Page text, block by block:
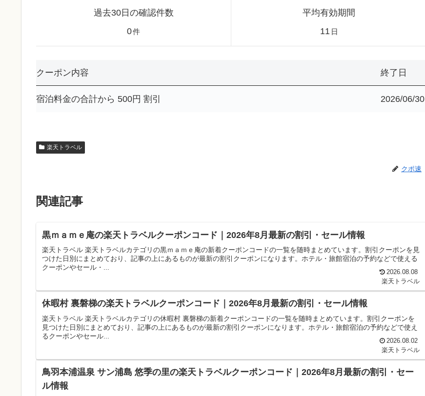
過去30日の確認件数
0件
平均有効期間
11 日
クーポン内容 終了日
宿泊料金の合計から 500円 割引 2026/06/30
楽天トラベル
クポ速
関連記事
黒ｍａｍｅ庵の楽天トラベルクーポンコード｜2026年8月最新の割引・セール情報
楽天トラベル 楽天トラベルカテゴリの黒ｍａｍｅ庵の新着クーポンコードの一覧を随時まとめています。割引クーポンを見
つけた日別にまとめており、記事の上にあるものが最新の割引クーポンになります。ホテル・旅館宿泊の予約などで使える
クーポンやセール・...
2026.08.08
楽天トラベル
休暇村 裏磐梯の楽天トラベルクーポンコード｜2026年8月最新の割引・セール情報
楽天トラベル 楽天トラベルカテゴリの休暇村 裏磐梯の新着クーポンコードの一覧を随時まとめています。割引クーポンを
見つけた日別にまとめており、記事の上にあるものが最新の割引クーポンになります。ホテル・旅館宿泊の予約などで使え
るクーポンやセール...
2026.08.02
楽天トラベル
鳥羽本浦温泉 サン浦島 悠季の里の楽天トラベルクーポンコード｜2026年8月最新の割引・セー
ル情報